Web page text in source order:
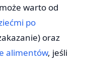
warto od
po
oraz
alimentów, jeśli